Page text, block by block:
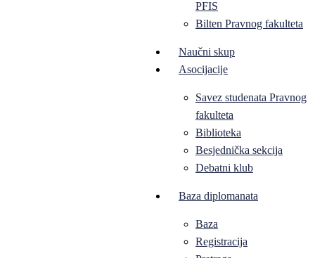
PFIS
Bilten Pravnog fakulteta
Naučni skup
Asocijacije
Savez studenata Pravnog
fakulteta
Biblioteka
Besjednička sekcija
Debatni klub
Baza diplomanata
Baza
Registracija